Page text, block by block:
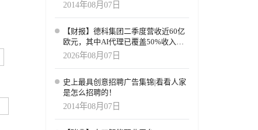
2014年08月07日
【财报】德科集团二季度营收近60亿
欧元，其中AI代理已覆盖50%收入，
招聘服务进入运营重构阶段
2026年08月07日
史上最具创意招聘广告集锦|看看人家
是怎么招聘的！
2014年08月07日